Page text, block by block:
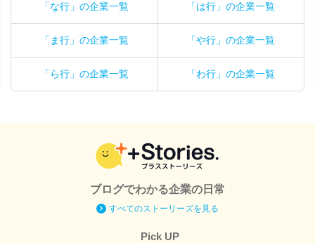
「な行」の企業一覧 「は行」の企業一覧
「ま行」の企業一覧 「や行」の企業一覧
「ら行」の企業一覧 「わ行」の企業一覧
ブログでわかる企業の日常
すべてのストーリーズを見る
Pick UP